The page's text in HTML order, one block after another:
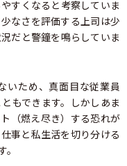
すくなると考察していま
なさを評価する上司は少
だと警鐘を鳴らしていま
いため、真面目な従業員
もできます。しかしあま
（燃え尽き）する恐れが
事と私生活を切り分ける